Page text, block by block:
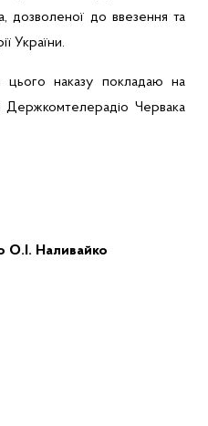
,дозволеної до ввезення та
України.
цього наказу покладаю на
Держкомтелерадіо Червака
О.І. Наливайко